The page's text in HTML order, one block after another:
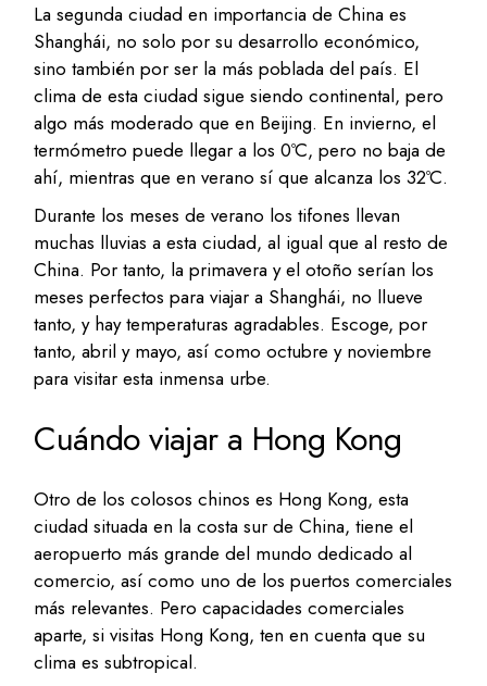
La segunda ciudad en importancia de China es
Shanghái, no solo por su desarrollo económico,
sino también por ser la más poblada del país. El
clima de esta ciudad sigue siendo continental, pero
algo más moderado que en Beijing. En invierno, el
termómetro puede llegar a los 0ºC, pero no baja de
ahí, mientras que en verano sí que alcanza los 32ºC.
Durante los meses de verano los tifones llevan
muchas lluvias a esta ciudad, al igual que al resto de
China. Por tanto, la primavera y el otoño serían los
meses perfectos para viajar a Shanghái, no llueve
tanto, y hay temperaturas agradables. Escoge, por
tanto, abril y mayo, así como octubre y noviembre
para visitar esta inmensa urbe.
Cuándo viajar a Hong Kong
Otro de los colosos chinos es Hong Kong, esta
ciudad situada en la costa sur de China, tiene el
aeropuerto más grande del mundo dedicado al
comercio, así como uno de los puertos comerciales
más relevantes. Pero capacidades comerciales
aparte, si visitas Hong Kong, ten en cuenta que su
clima es subtropical.